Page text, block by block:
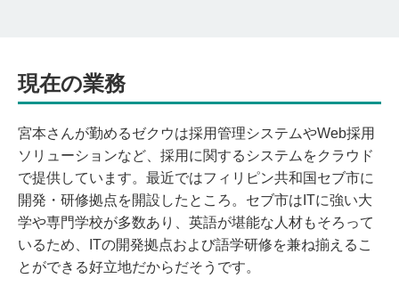
現在の業務
宮本さんが勤めるゼクウは採用管理システムやWeb採用
ソリューションなど、採用に関するシステムをクラウド
で提供しています。最近ではフィリピン共和国セブ市に
開発・研修拠点を開設したところ。セブ市はITに強い大
学や専門学校が多数あり、英語が堪能な人材もそろって
いるため、ITの開発拠点および語学研修を兼ね揃えるこ
とができる好立地だからだそうです。